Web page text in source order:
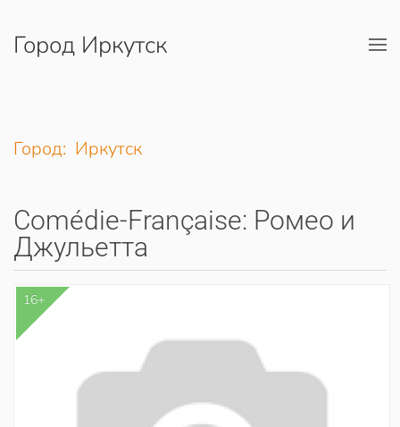
Перейти к содержимому
Город Иркутск
Город: Иркутск
Comédie-Française: Ромео и
Джульетта
16+